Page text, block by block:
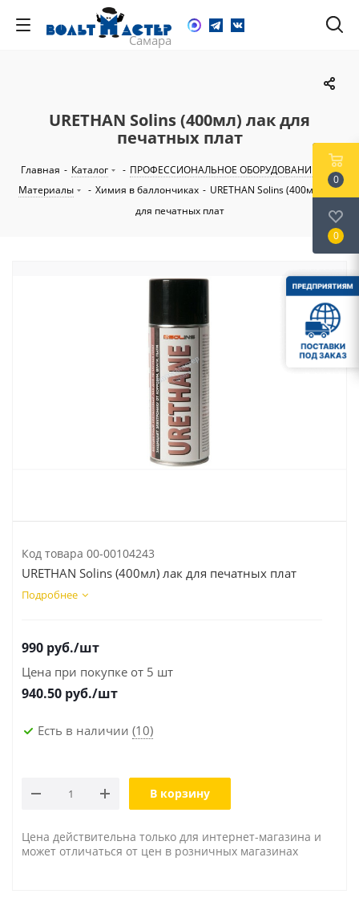
URETHAN Solins (400мл) лак для
печатных плат
Главная - Каталог - ПРОФЕССИОНАЛЬНОЕ ОБОРУДОВАНИЕ
-
Материалы
- Химия в баллончиках - URETHAN Solins (400мл) лак
для печатных плат
Код товара 00-00104243
URETHAN Solins (400мл) лак для печатных плат
Подробнее
990 руб./шт
Цена при покупке от 5 шт
940.50 руб./шт
Есть в наличии (10)
В корзину
Цена действительна только для интернет-магазина и
может отличаться от цен в розничных магазинах
0
0